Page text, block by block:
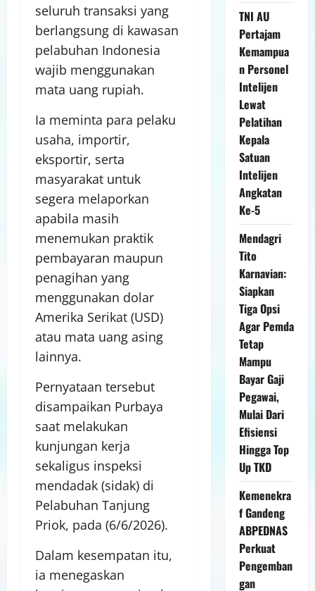
seluruh transaksi yang
berlangsung di kawasan
pelabuhan Indonesia
wajib menggunakan
mata uang rupiah.
Ia meminta para pelaku
usaha, importir,
eksportir, serta
masyarakat untuk
segera melaporkan
apabila masih
menemukan praktik
pembayaran maupun
penagihan yang
menggunakan dolar
Amerika Serikat (USD)
atau mata uang asing
lainnya.
Pernyataan tersebut
disampaikan Purbaya
saat melakukan
kunjungan kerja
sekaligus inspeksi
mendadak (sidak) di
Pelabuhan Tanjung
Priok, pada (6/6/2026).
Dalam kesempatan itu,
ia menegaskan
TNI AU
Pertajam
Kemampua
n Personel
Intelijen
Lewat
Pelatihan
Kepala
Satuan
Intelijen
Angkatan
Ke-5
Mendagri
Tito
Karnavian:
Siapkan
Tiga Opsi
Agar Pemda
Tetap
Mampu
Bayar Gaji
Pegawai,
Mulai Dari
Efisiensi
Hingga Top
Up TKD
Kemenekra
f Gandeng
ABPEDNAS
Perkuat
Pengemban
gan